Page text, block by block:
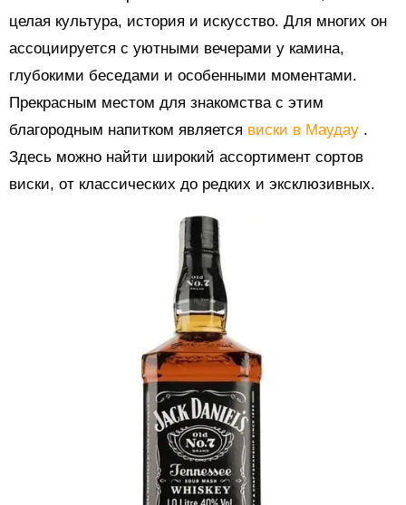
целая культура, история и искусство. Для многих он
ассоциируется с уютными вечерами у камина,
глубокими беседами и особенными моментами.
Прекрасным местом для знакомства с этим
благородным напитком является виски в Маудау .
Здесь можно найти широкий ассортимент сортов
виски, от классических до редких и эксклюзивных.